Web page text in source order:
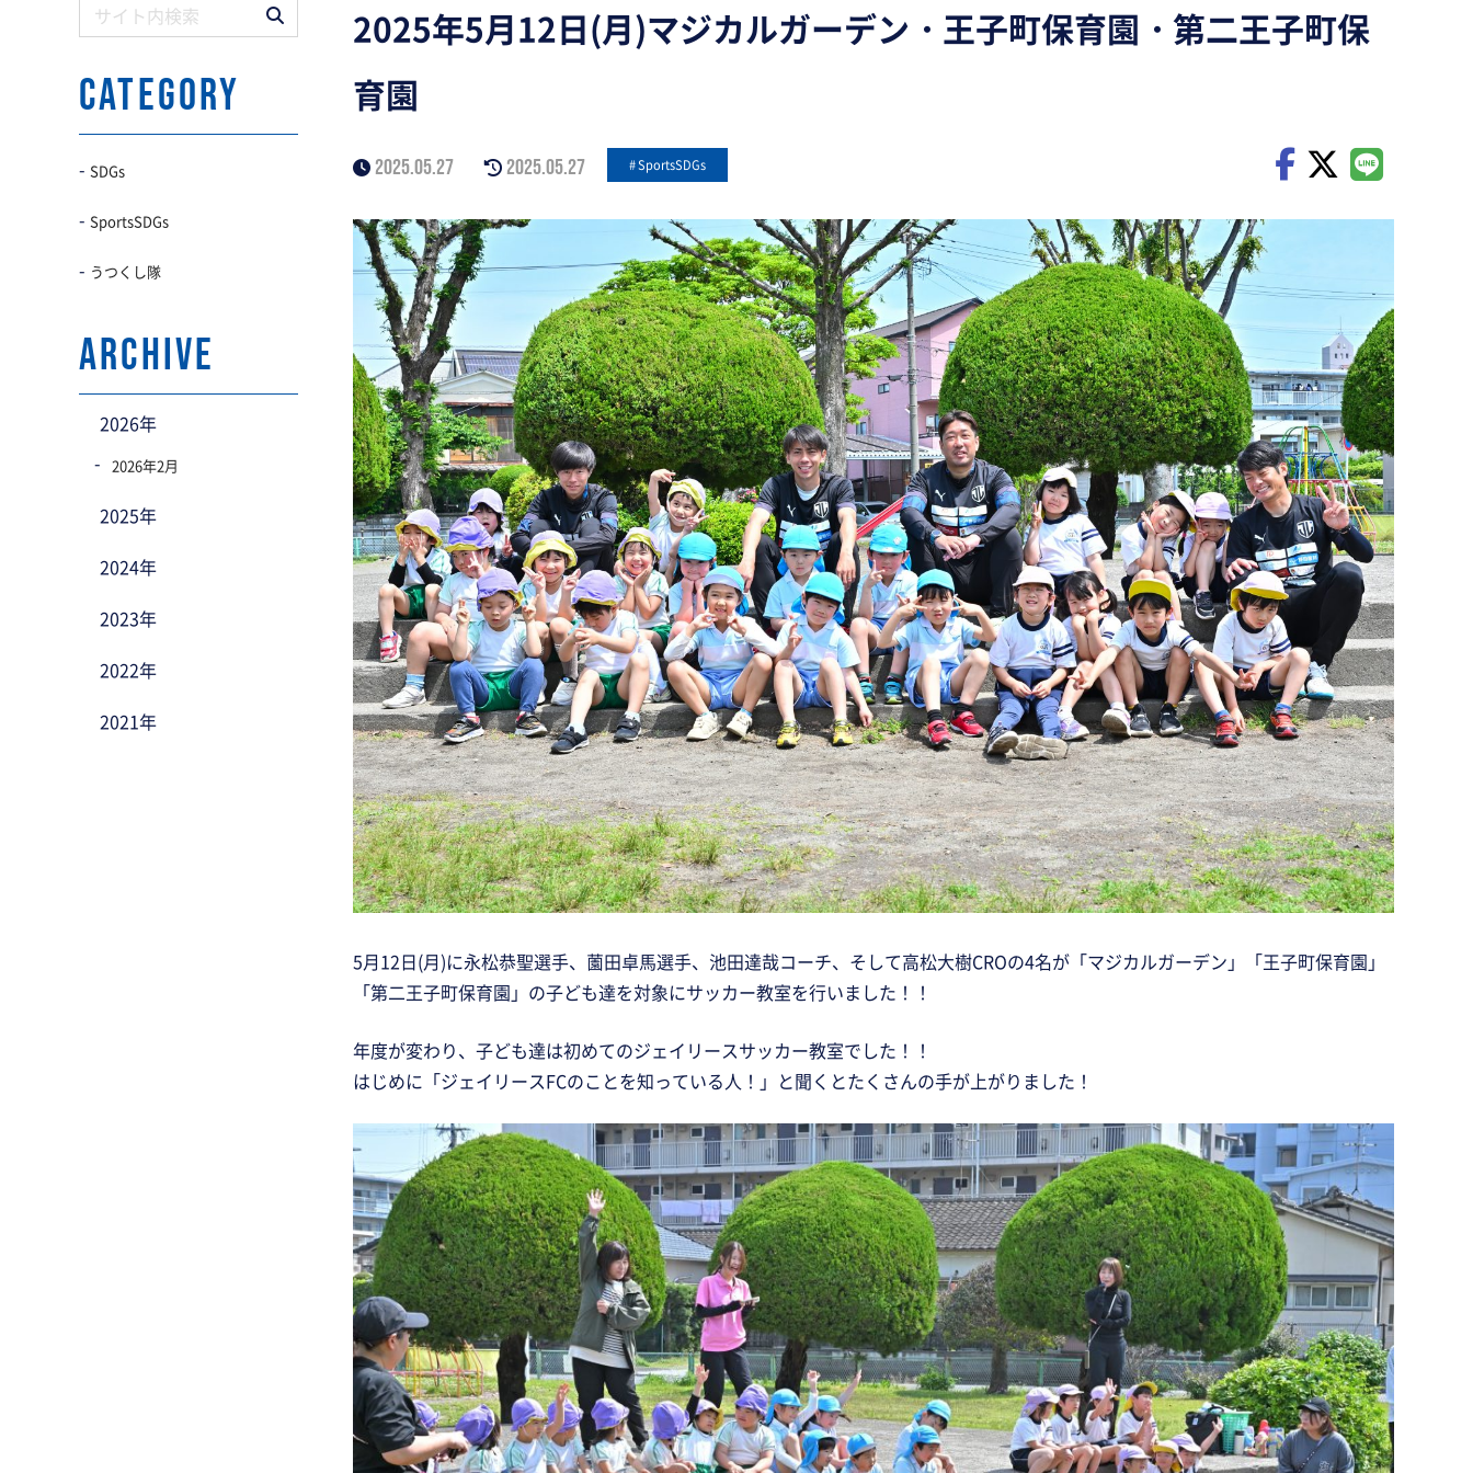
2025年5月12日(月)マジカルガーデン・王子町保育園・第二王子町保
育園
2025.05.27 2025.05.27 SportsSDGs
5月12日(月)に永松恭聖選手、薗田卓馬選手、池田達哉コーチ、そして高松大樹CROの4名が「マジカルガーデン」「王子町保育園」
「第二王子町保育園」の子ども達を対象にサッカー教室を行いました！！
年度が変わり、子ども達は初めてのジェイリースサッカー教室でした！！
はじめに「ジェイリースFCのことを知っている人！」と聞くとたくさんの手が上がりました！
CATEGORY
SDGs
SportsSDGs
うつくし隊
archive
2026年
2026年2月
2025年
2024年
2023年
2022年
2021年